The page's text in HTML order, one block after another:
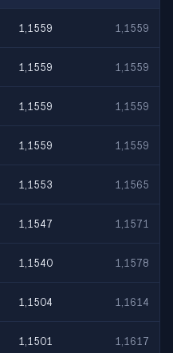
1,1559 1,1559
1,1559 1,1559
1,1559 1,1559
1,1559 1,1559
1,1553 1,1565
1,1547 1,1571
1,1540 1,1578
1,1504 1,1614
1,1501 1,1617